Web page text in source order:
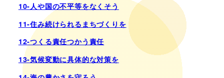
10-人や国の不平等をなくそう
11-住み続けられるまちづくりを
12-つくる責任つかう責任
13-気候変動に具体的な対策を